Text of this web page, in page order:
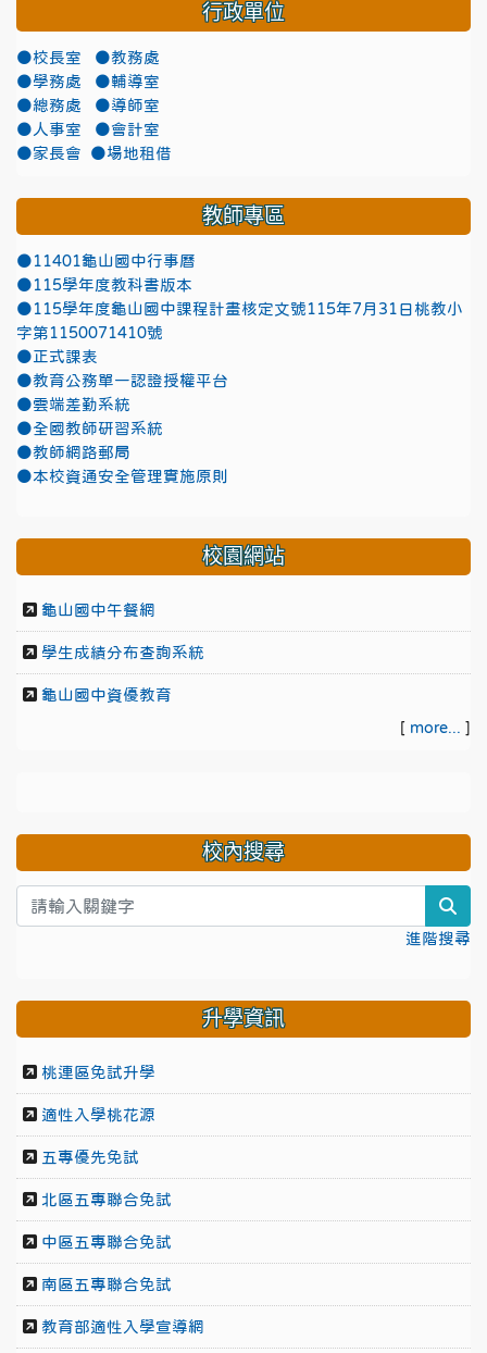
行政單位
●校長室
●教務處
●學務處
●輔導室
●總務處
●導師室
●人事室
●會計室
●家長會
●場地租借
教師專區
●11401龜山國中行事曆
●115學年度教科書版本
●115學年度龜山國中課程計畫核定文號115年7月31日桃教小
字第1150071410號
●正式課表
●教育公務單一認證授權平台
●雲端差勤系統
●全國教師研習系統
●教師網路郵局
●本校資通安全管理實施原則
校園網站
龜山國中午餐網
學生成績分布查詢系統
龜山國中資優教育
[ more... ]
校內搜尋
進階搜尋
升學資訊
桃連區免試升學
適性入學桃花源
五專優先免試
北區五專聯合免試
中區五專聯合免試
南區五專聯合免試
教育部適性入學宣導網